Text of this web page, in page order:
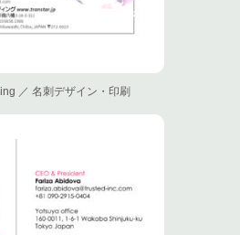
／ 名刺デザイン・印刷